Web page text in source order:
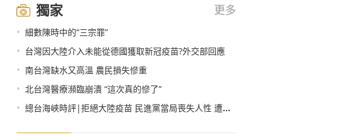
獨家 更多
• 細數陳時中的“三宗罪”
• 台灣因大陸介入未能從德國獲取新冠疫苗?外交部回應
• 南台灣缺水又高溫 農民損失慘重
• 北台灣醫療瀕臨崩潰 “這次真的慘了”
• 總台海峽時評|拒絕大陸疫苗 民進黨當局喪失人性 遭人唾棄